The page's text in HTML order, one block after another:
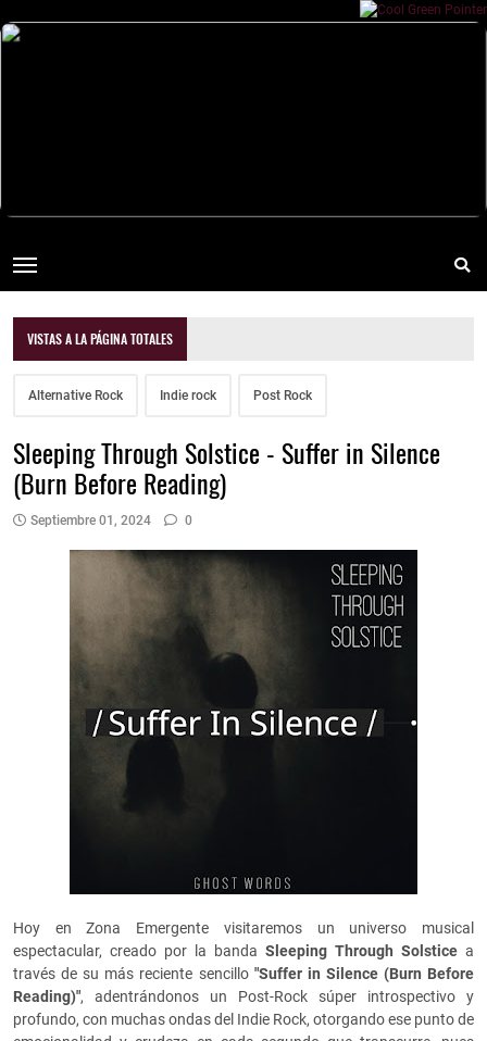
VISTAS A LA PÁGINA TOTALES
Alternative Rock Indie rock Post Rock
Sleeping Through Solstice - Suffer in Silence
(Burn Before Reading)
Septiembre 01, 2024 0
Hoy en Zona Emergente visitaremos un universo musical
espectacular, creado por la banda Sleeping Through Solstice a
través de su más reciente sencillo"Suffer in Silence (Burn Before
Reading)", adentrándonos un Post-Rock súper introspectivo y
profundo, con muchas ondas del Indie Rock, otorgando ese punto de